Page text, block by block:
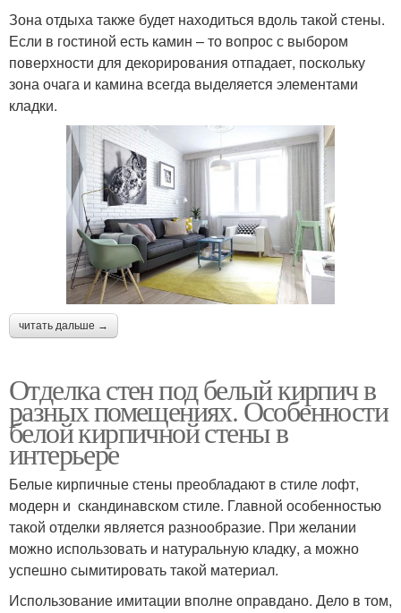
Зона отдыха также будет находиться вдоль такой стены.
Если в гостиной есть камин – то вопрос с выбором
поверхности для декорирования отпадает, поскольку
зона очага и камина всегда выделяется элементами
кладки.
читать дальше →
Отделка стен под белый кирпич в
разных помещениях. Особенности
белой кирпичной стены в
интерьере
Белые кирпичные стены преобладают в стиле лофт,
модерн и скандинавском стиле. Главной особенностью
такой отделки является разнообразие. При желании
можно использовать и натуральную кладку, а можно
успешно сымитировать такой материал.
Использование имитации вполне оправдано. Дело в том,